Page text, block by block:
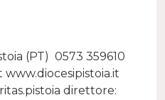
(PT) 0573 359610
www.diocesipistoia.it
direttore: